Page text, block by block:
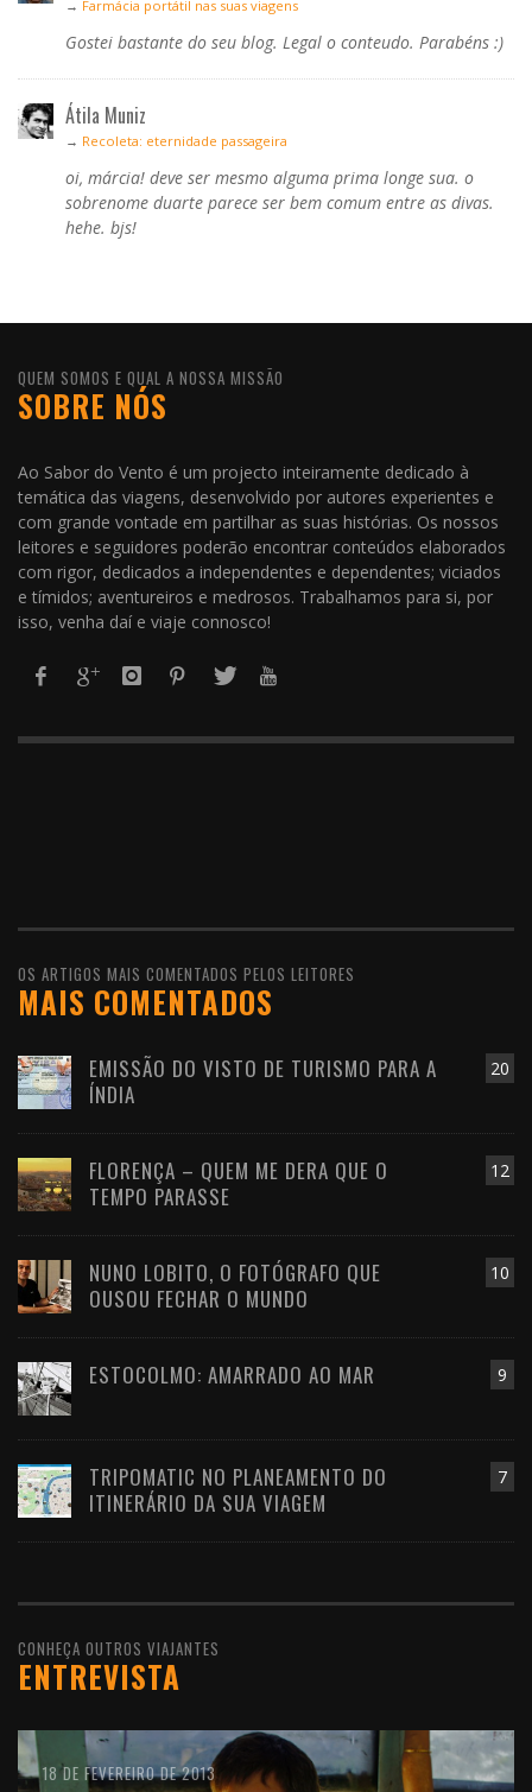
→ Farmácia portátil nas suas viagens
Gostei bastante do seu blog. Legal o conteudo. Parabéns :)
Átila Muniz
→ Recoleta: eternidade passageira
oi, márcia! deve ser mesmo alguma prima longe sua. o
sobrenome duarte parece ser bem comum entre as divas.
hehe. bjs!
QUEM SOMOS E QUAL A NOSSA MISSÃO
SOBRE NÓS
Ao Sabor do Vento é um projecto inteiramente dedicado à
temática das viagens, desenvolvido por autores experientes e
com grande vontade em partilhar as suas histórias. Os nossos
leitores e seguidores poderão encontrar conteúdos elaborados
com rigor, dedicados a independentes e dependentes; viciados
e tímidos; aventureiros e medrosos. Trabalhamos para si, por
isso, venha daí e viaje connosco!
OS ARTIGOS MAIS COMENTADOS PELOS LEITORES
MAIS COMENTADOS
20
EMISSÃO DO VISTO DE TURISMO PARA A
ÍNDIA
12
FLORENÇA – QUEM ME DERA QUE O
TEMPO PARASSE
10
NUNO LOBITO, O FOTÓGRAFO QUE
OUSOU FECHAR O MUNDO
9
ESTOCOLMO: AMARRADO AO MAR
7
TRIPOMATIC NO PLANEAMENTO DO
ITINERÁRIO DA SUA VIAGEM
CONHEÇA OUTROS VIAJANTES
ENTREVISTA
10 DE FEVEREIRO DE 2016
18 DE FEVEREIRO DE 2013
11 DE OUTUBRO DE 2012